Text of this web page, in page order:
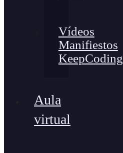
Vídeos
Manifiestos
KeepCoding
Aula
virtual